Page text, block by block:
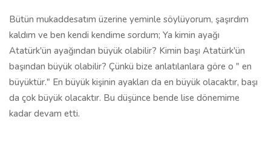
Bütün mukaddesatım üzerine yeminle söylüyorum, şaşırdım
kaldım ve ben kendi kendime sordum; Ya kimin ayağı
Atatürk'ün ayağından büyük olabilir? Kimin başı Atatürk'ün
başından büyük olabilir? Çünkü bize anlatılanlara göre o " en
büyüktür." En büyük kişinin ayakları da en büyük olacaktır, başı
da çok büyük olacaktır. Bu düşünce bende lise dönemime
kadar devam etti.